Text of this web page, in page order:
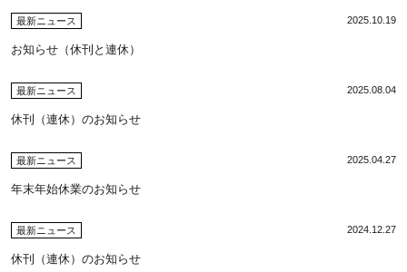
最新ニュース 2025.10.19
お知らせ（休刊と連休）
最新ニュース 2025.08.04
休刊（連休）のお知らせ
最新ニュース 2025.04.27
年末年始休業のお知らせ
最新ニュース 2024.12.27
休刊（連休）のお知らせ